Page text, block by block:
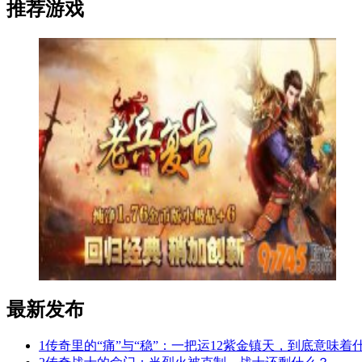
推荐游戏
最新发布
1传奇里的“痛”与“稳”：一把运12紫金镇天，到底意味着